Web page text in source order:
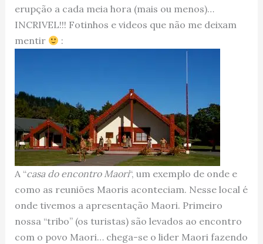
erupção a cada meia hora (mais ou menos)…
INCRIVEL!!! Fotinhos e videos que não me deixam
mentir
:
A “casa do encontro Maori“, um exemplo de onde e
como as reuniões Maoris aconteciam. Nesse local é
onde tivemos a apresentação Maori. Primeiro
nossa “tribo” (os turistas) são levados ao encontro
com o povo Maori… chega-se o lider Maori fazendo